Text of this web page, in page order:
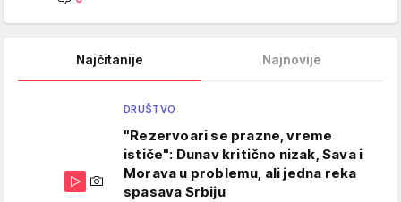
Najčitanije Najnovije
DRUŠTVO
"Rezervoari se prazne, vreme
ističe": Dunav kritično nizak, Sava i
Morava u problemu, ali jedna reka
spasava Srbiju